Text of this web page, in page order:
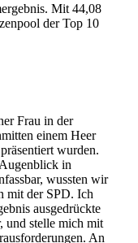
Mit 44,08
der Top 10
Frau in der
einem Heer
wurden.
in
wussten wir
mit der SPD. Ich
ausgedrückte
und stelle mich mit
An